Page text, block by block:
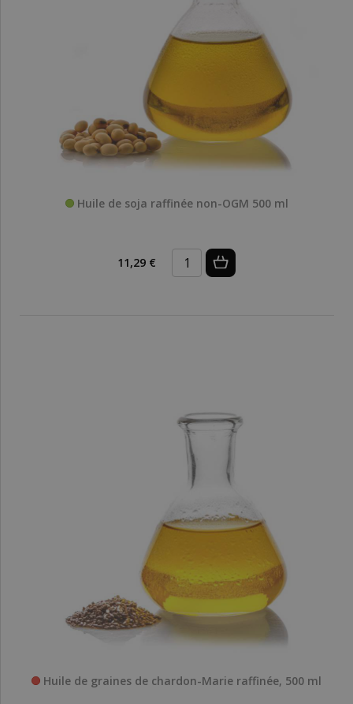
Huile de soja raffinée non-OGM 500 ml
11,29 €
Huile de graines de chardon-Marie raffinée, 500 ml